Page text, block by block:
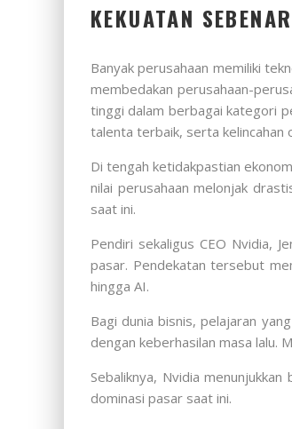
KEKUATAN
Banyak perusahaan memiliki
membedakan perusahaan-
tinggi dalam berbagai kategori
talenta terbaik, serta kelincahan
Di tengah ketidakpastian
nilai perusahaan melonjak
saat ini.
Pendiri sekaligus CEO Nvidia,
pasar. Pendekatan tersebut
hingga AI.
Bagi dunia bisnis, pelajaran
dengan keberhasilan masa lalu.
Sebaliknya, Nvidia
dominasi pasar saat ini.